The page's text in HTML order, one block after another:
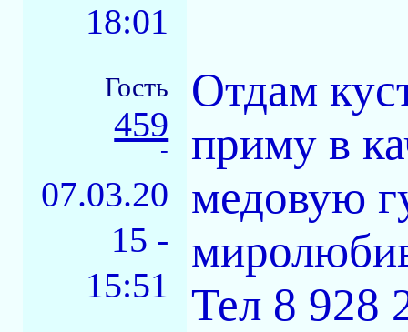
18:01
Гость
459
-
07.03.20
15 -
15:51
Отдам
приму в
медовую
Тел 8 928